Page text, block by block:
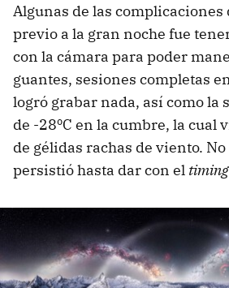
Algunas de las
previo a la gran noche fue
con la cámara para poder
guantes, sesiones completas
logró grabar nada, así como la
de -28ºC en la cumbre, la cual
de gélidas rachas de viento.
persistió hasta dar con el timing